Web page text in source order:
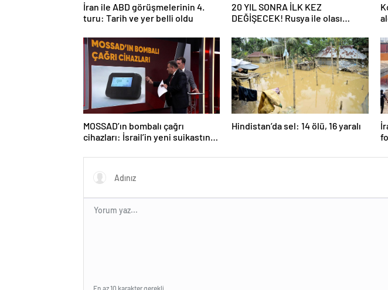
İran ile ABD görüşmelerinin 4.
turu: Tarih ve yer belli oldu
20 YIL SONRA İLK KEZ
DEĞİŞECEK! Rusya ile olası
güncelleniyor!
MOSSAD’ın bombalı çağrı
cihazları: İsrail’in yeni suikastını
Hindistan’da sel: 14 ölü, 16 yaralı
En az 10 karakter gerekli